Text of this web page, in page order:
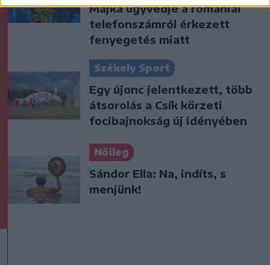
Majka ügyvédje a romániai
telefonszámról érkezett
fenyegetés miatt
Székely Sport
Egy újonc jelentkezett, több
átsorolás a Csík körzeti
focibajnokság új idényében
Nőileg
Sándor Ella: Na, indíts, s
menjünk!